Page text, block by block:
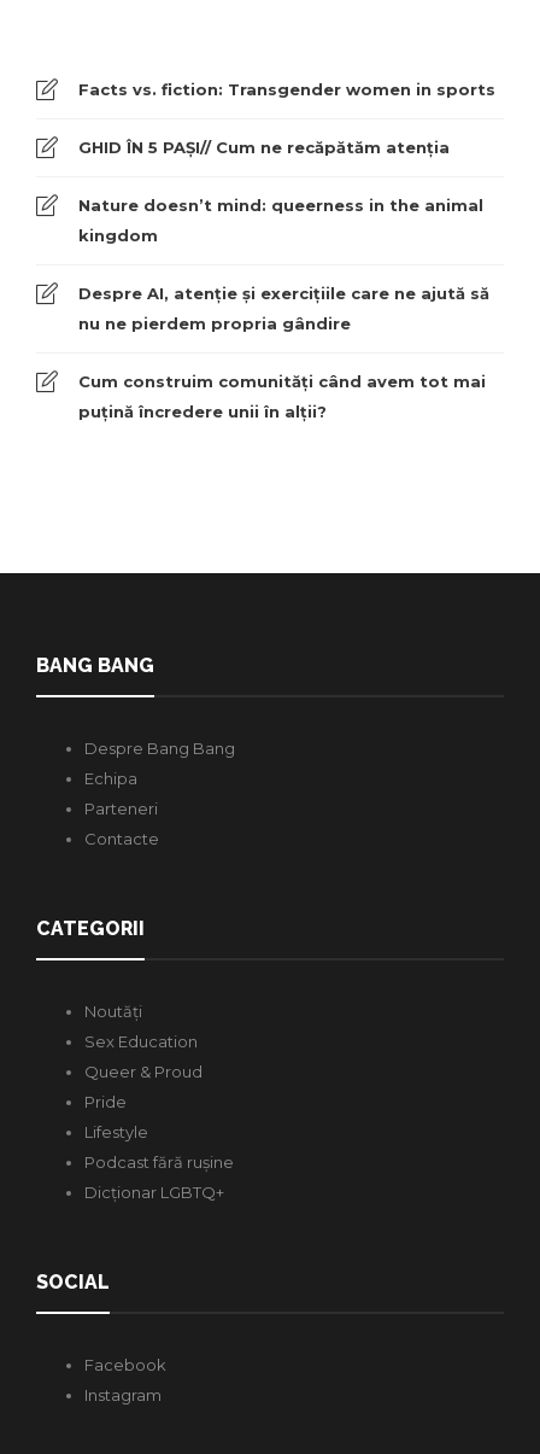
Facts vs. fiction: Transgender women in sports
GHID ÎN 5 PAȘI// Cum ne recăpătăm atenția
Nature doesn’t mind: queerness in the animal
kingdom
Despre AI, atenție și exercițiile care ne ajută să
nu ne pierdem propria gândire
Cum construim comunități când avem tot mai
puțină încredere unii în alții?
BANG BANG
Despre Bang Bang
Echipa
Parteneri
Contacte
CATEGORII
Noutăți
Sex Education
Queer & Proud
Pride
Lifestyle
Podcast fără rușine
Dicționar LGBTQ+
SOCIAL
Facebook
Instagram